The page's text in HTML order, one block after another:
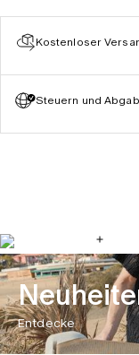
Kostenloser
Steuern und
Entdecke